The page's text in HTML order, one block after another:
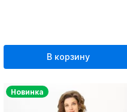
В корзину
Новинка